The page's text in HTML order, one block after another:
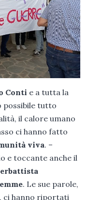
Conti e a tutta la
possibile tutto
il calore umano
ci hanno fatto
viva. –
e toccante anche il
. Le sue parole,
ci hanno riportati